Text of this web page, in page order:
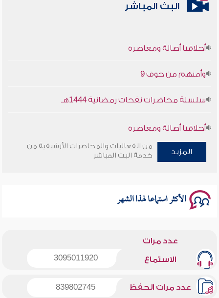
البث المباشر
أخلاقنا أصالة ومعاصرة
وأمنهم من خوف 9
سلسلة محاضرات نفحات رمضانية 1444هـ
أخلاقنا أصالة ومعاصرة
وأمنهم من خوف 9
المزيد
من الفعاليات والمحاضرات الأرشيفية من
خدمة البث المباشر
الأكثر استماعا لهذا الشهر
عدد مرات
الاستماع 3095011920
عدد مرات الحفظ 839802745